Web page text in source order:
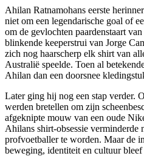
Ahilan Ratnamohans eerste
niet om een legendarische goal of
om de gevlochten paardenstaart
blinkende keeperstrui van Jorge
zich nog haarscherp elk shirt van
Australië speelde. Toen al
Ahilan dan een doorsnee
Later ging hij nog een stap verder.
werden bretellen om zijn
afgeknipte mouw van een oude
Ahilans shirt-obsessie verminderde
profvoetballer te worden. Maar de
beweging, identiteit en cultuur bleef